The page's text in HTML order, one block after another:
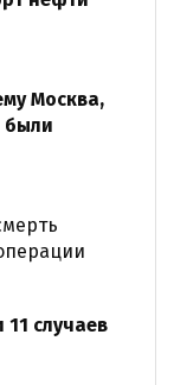
Москва,
были
случаев